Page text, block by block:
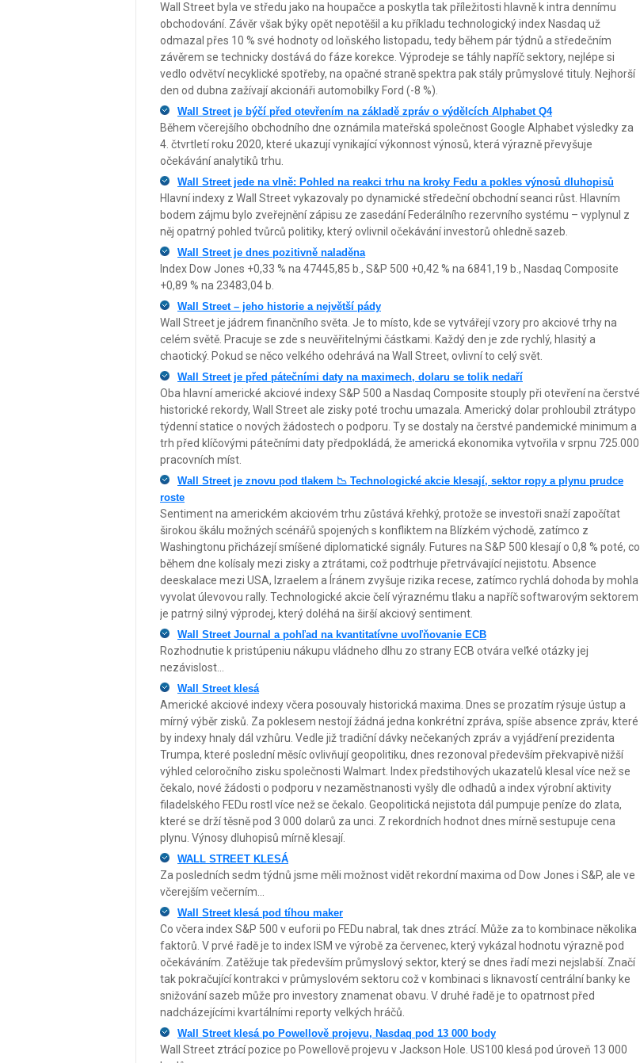
Wall Street byla ve středu jako na houpačce a poskytla tak příležitosti hlavně k intra dennímu
obchodování. Závěr však býky opět nepotěšil a ku příkladu technologický index Nasdaq už
odmazal přes 10 % své hodnoty od loňského listopadu, tedy během pár týdnů a středečním
závěrem se technicky dostává do fáze korekce. Výprodeje se táhly napříč sektory, nejlépe si
vedlo odvětví necyklické spotřeby, na opačné straně spektra pak stály průmyslové tituly. Nejhorší
den od dubna zažívají akcionáři automobilky Ford (-8 %).
Wall Street je býčí před otevřením na základě zpráv o výdělcích Alphabet Q4
Během včerejšího obchodního dne oznámila mateřská společnost Google Alphabet výsledky za
4. čtvrtletí roku 2020, které ukazují vynikající výkonnost výnosů, která výrazně převyšuje
očekávání analytiků trhu.
Wall Street jede na vlně: Pohled na reakci trhu na kroky Fedu a pokles výnosů dluhopisů
Hlavní indexy z Wall Street vykazovaly po dynamické středeční obchodní seanci růst. Hlavním
bodem zájmu bylo zveřejnění zápisu ze zasedání Federálního rezervního systému – vyplynul z
něj opatrný pohled tvůrců politiky, který ovlivnil očekávání investorů ohledně sazeb.
Wall Street je dnes pozitivně naladěna
Index Dow Jones +0,33 % na 47445,85 b., S&P 500 +0,42 % na 6841,19 b., Nasdaq Composite
+0,89 % na 23483,04 b.
Wall Street – jeho historie a největší pády
Wall Street je jádrem finančního světa. Je to místo, kde se vytvářejí vzory pro akciové trhy na
celém světě. Pracuje se zde s neuvěřitelnými částkami. Každý den je zde rychlý, hlasitý a
chaotický. Pokud se něco velkého odehrává na Wall Street, ovlivní to celý svět.
Wall Street je před pátečními daty na maximech, dolaru se tolik nedaří
Oba hlavní americké akciové indexy S&P 500 a Nasdaq Composite stouply při otevření na čerstvé
historické rekordy, Wall Street ale zisky poté trochu umazala. Americký dolar prohloubil ztrátypo
týdenní statice o nových žádostech o podporu. Ty se dostaly na čerstvé pandemické minimum a
trh před klíčovými pátečními daty předpokládá, že americká ekonomika vytvořila v srpnu 725.000
pracovních míst.
Wall Street je znovu pod tlakem 📉 Technologické akcie klesají, sektor ropy a plynu prudce
roste
Sentiment na americkém akciovém trhu zůstává křehký, protože se investoři snaží započítat
širokou škálu možných scénářů spojených s konfliktem na Blízkém východě, zatímco z
Washingtonu přicházejí smíšené diplomatické signály. Futures na S&P 500 klesají o 0,8 % poté, co
během dne kolísaly mezi zisky a ztrátami, což podtrhuje přetrvávající nejistotu. Absence
deeskalace mezi USA, Izraelem a Íránem zvyšuje rizika recese, zatímco rychlá dohoda by mohla
vyvolat úlevovou rally. Technologické akcie čelí výraznému tlaku a napříč softwarovým sektorem
je patrný silný výprodej, který doléhá na širší akciový sentiment.
Wall Street Journal a pohľad na kvantitatívne uvoľňovanie ECB
Rozhodnutie k pristúpeniu nákupu vládneho dlhu zo strany ECB otvára veľké otázky jej
nezávislost...
Wall Street klesá
Americké akciové indexy včera posouvaly historická maxima. Dnes se prozatím rýsuje ústup a
mírný výběr zisků. Za poklesem nestojí žádná jedna konkrétní zpráva, spíše absence zpráv, které
by indexy hnaly dál vzhůru. Vedle již tradiční dávky nečekaných zpráv a vyjádření prezidenta
Trumpa, které poslední měsíc ovlivňují geopolitiku, dnes rezonoval především překvapivě nižší
výhled celoročního zisku společnosti Walmart. Index předstihových ukazatelů klesal více než se
čekalo, nové žádosti o podporu v nezaměstnanosti vyšly dle odhadů a index výrobní aktivity
filadelského FEDu rostl více než se čekalo. Geopolitická nejistota dál pumpuje peníze do zlata,
které se drží těsně pod 3 000 dolarů za unci. Z rekordních hodnot dnes mírně sestupuje cena
plynu. Výnosy dluhopisů mírně klesají.
WALL STREET KLESÁ
Za posledních sedm týdnů jsme měli možnost vidět rekordní maxima od Dow Jones i S&P, ale ve
včerejším večerním...
Wall Street klesá pod tíhou maker
Co včera index S&P 500 v euforii po FEDu nabral, tak dnes ztrácí. Může za to kombinace několika
faktorů. V prvé řadě je to index ISM ve výrobě za červenec, který vykázal hodnotu výrazně pod
očekáváním. Zatěžuje tak především průmyslový sektor, který se dnes řadí mezi nejslabší. Značí
tak pokračující kontrakci v průmyslovém sektoru což v kombinaci s liknavostí centrální banky ke
snižování sazeb může pro investory znamenat obavu. V druhé řadě je to opatrnost před
nadcházejícími kvartálními reporty velkých hráčů.
Wall Street klesá po Powellově projevu, Nasdaq pod 13 000 body
Wall Street ztrácí pozice po Powellově projevu v Jackson Hole. US100 klesá pod úroveň 13 000